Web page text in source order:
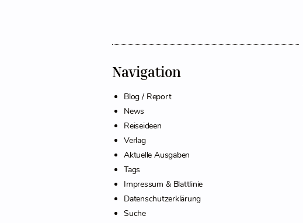
Navigation
Blog / Report
News
Reiseideen
Verlag
Aktuelle Ausgaben
Tags
Impressum & Blattlinie
Datenschutzerklärung
Suche